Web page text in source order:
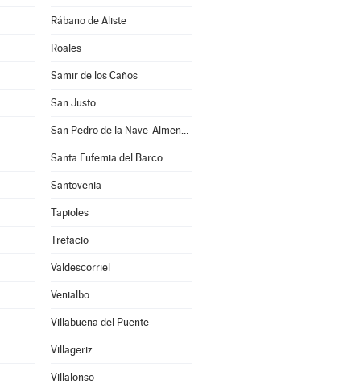
Rábano de Aliste
Roales
Samir de los Caños
San Justo
San Pedro de la Nave-Almendra
Santa Eufemia del Barco
Santovenia
Tapioles
Trefacio
Valdescorriel
Venialbo
Villabuena del Puente
Villageriz
Villalonso